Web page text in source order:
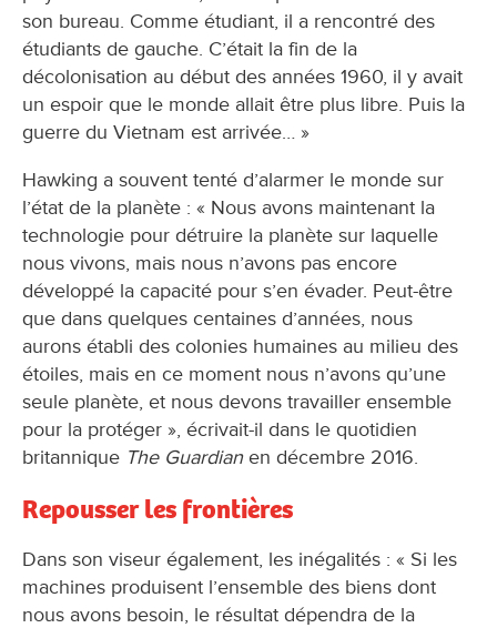
son bureau. Comme étudiant, il a rencontré des
étudiants de gauche. C’était la fin de la
décolonisation au début des années 1960, il y avait
un espoir que le monde allait être plus libre. Puis la
guerre du Vietnam est arrivée… »
Hawking a souvent tenté d’alarmer le monde sur
l’état de la planète : « Nous avons maintenant la
technologie pour détruire la planète sur laquelle
nous vivons, mais nous n’avons pas encore
développé la capacité pour s’en évader. Peut-être
que dans quelques centaines d’années, nous
aurons établi des colonies humaines au milieu des
étoiles, mais en ce moment nous n’avons qu’une
seule planète, et nous devons travailler ensemble
pour la protéger », écrivait-il dans le quotidien
britannique The Guardianen décembre 2016.
Repousser les frontières
Dans son viseur également, les inégalités : « Si les
machines produisent l’ensemble des biens dont
nous avons besoin, le résultat dépendra de la